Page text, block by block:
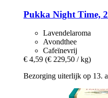
Pukka Night Time,
Lavendelaroma
Avondthee
Cafeïnevrij
€ 4,59 (€ 229,50 / kg)
Bezorging uiterlijk op 13.